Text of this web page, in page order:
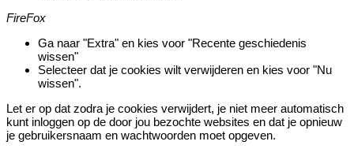
FireFox
Ga naar "Extra" en kies voor "Recente geschiedenis
wissen"
Selecteer dat je cookies wilt verwijderen en kies voor "Nu
wissen".
Let er op dat zodra je cookies verwijdert, je niet meer automatisch
kunt inloggen op de door jou bezochte websites en dat je opnieuw
je gebruikersnaam en wachtwoorden moet opgeven.